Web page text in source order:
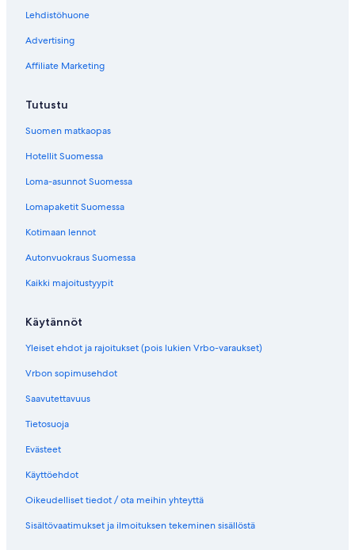
Lehdistöhuone
Advertising
Affiliate Marketing
Tutustu
Suomen matkaopas
Hotellit Suomessa
Loma-asunnot Suomessa
Lomapaketit Suomessa
Kotimaan lennot
Autonvuokraus Suomessa
Kaikki majoitustyypit
Käytännöt
Yleiset ehdot ja rajoitukset (pois lukien Vrbo-varaukset)
Vrbon sopimusehdot
Saavutettavuus
Tietosuoja
Evästeet
Käyttöehdot
Oikeudelliset tiedot / ota meihin yhteyttä
Sisältövaatimukset ja ilmoituksen tekeminen sisällöstä